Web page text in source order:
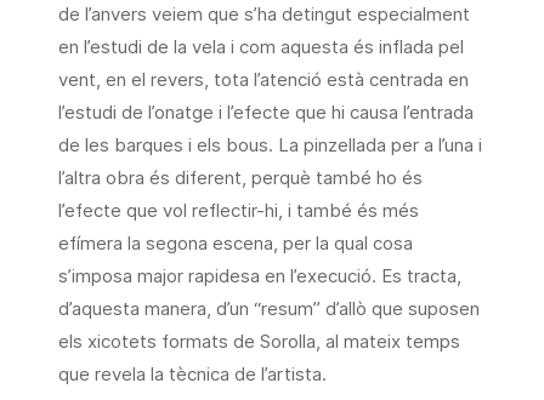
de l’anvers veiem que s’ha detingut especialment
en l’estudi de la vela i com aquesta és inflada pel
vent, en el revers, tota l’atenció està centrada en
l’estudi de l’onatge i l’efecte que hi causa l’entrada
de les barques i els bous. La pinzellada per a l’una i
l’altra obra és diferent, perquè també ho és
l’efecte que vol reflectir-hi, i també és més
efímera la segona escena, per la qual cosa
s’imposa major rapidesa en l’execució. Es tracta,
d’aquesta manera, d’un “resum” d’allò que suposen
els xicotets formats de Sorolla, al mateix temps
que revela la tècnica de l’artista.